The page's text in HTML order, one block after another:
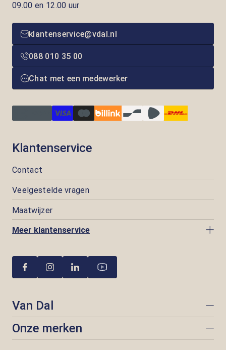
09.00 en 12.00 uur
klantenservice@vdal.nl
088 010 35 00
Chat met een medewerker
Klantenservice
Contact
Veelgestelde vragen
Maatwijzer
Meer klantenservice
Van Dal
Onze merken